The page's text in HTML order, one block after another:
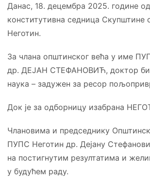
Данас, 18. децембра 2025. године
конститутивна седница Скупштине
Неготин.
За члана општинског већа у име
др. ДЕЈАН СТЕФАНОВИЋ, доктор
наука – задужен за ресор
Док је за одборницу изабрана
Члановима и председнику
ПУПС Неготин др. Дејану
на постигнутим резултатима и
у будућем раду.